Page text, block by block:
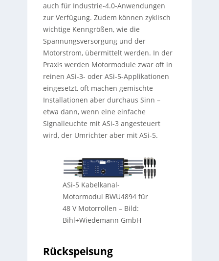
auch für Industrie-4.0-Anwendungen
zur Verfügung. Zudem können zyklisch
wichtige Kenngrößen, wie die
Spannungsversorgung und der
Motorstrom, übermittelt werden. In der
Praxis werden Motormodule zwar oft in
reinen ASi-3- oder ASi-5-Applikationen
eingesetzt, oft machen gemischte
Installationen aber durchaus Sinn –
etwa dann, wenn eine einfache
Signalleuchte mit ASi-3 angesteuert
wird, der Umrichter aber mit ASi-5.
ASi-5 Kabelkanal-
Motormodul BWU4894 für
48 V Motorrollen – Bild:
Bihl+Wiedemann GmbH
Rückspeisung